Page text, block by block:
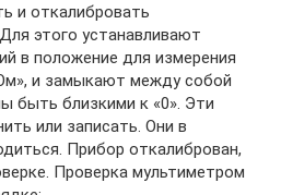
и откалибровать
этого устанавливают
в положение для измерения
и замыкают между собой
быть близкими к «0». Эти
или записать. Они в
Прибор откалиброван,
Проверка мультиметром